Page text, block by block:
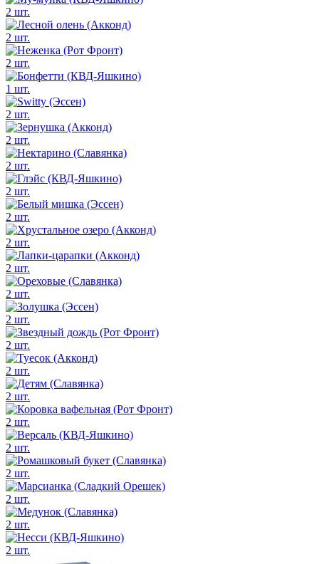
2 шт.
2 шт.
2 шт.
1 шт.
2 шт.
2 шт.
2 шт.
2 шт.
2 шт.
2 шт.
2 шт.
2 шт.
2 шт.
2 шт.
2 шт.
2 шт.
2 шт.
2 шт.
2 шт.
2 шт.
2 шт.
2 шт.